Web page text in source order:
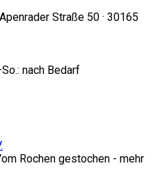
Straße 50 · 30165
nach Bedarf
Rochen gestochen - mehr